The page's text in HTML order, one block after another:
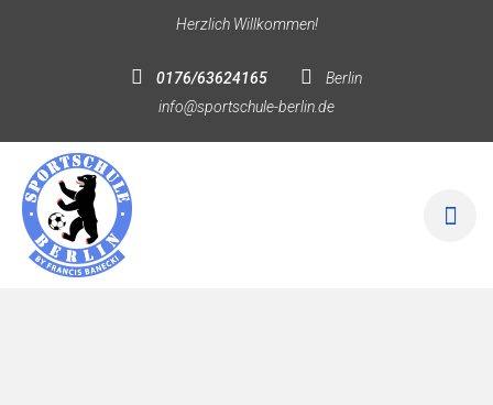
Herzlich Willkommen!
0176/63624165
Berlin
info@sportschule-berlin.de